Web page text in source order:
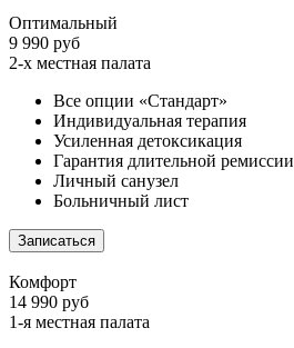
Оптимальный
9 990 руб
2-х местная палата
Все опции «Стандарт»
Индивидуальная терапия
Усиленная детоксикация
Гарантия длительной ремиссии
Личный санузел
Больничный лист
Записаться
Комфорт
14 990 руб
1-я местная палата